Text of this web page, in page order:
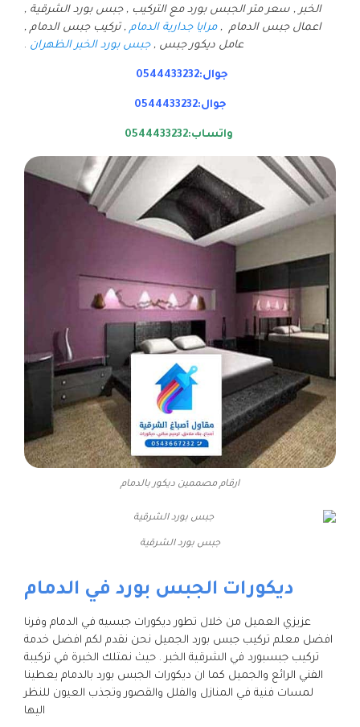
الخبر , سعر متر الجبس بورد مع التركيب , جبس بورد الشرقية ,
اعمال جبس الدمام ,مرايا جدارية الدمام , تركيب جبس الدمام ,
عامل ديكور جبس ,جبس بورد الخبر الظهران .
جوال:0544433232
جوال:0544433232
واتساب:0544433232
ارقام مصممين ديكور بالدمام
جبس بورد الشرقية
ديكورات الجبس بورد في الدمام
عزيزي العميل من خلال تطور ديكورات جبسيه في الدمام وفرنا
افضل معلم تركيب جبس بورد الجميل نحن نقدم لكم افضل خدمة
تركيب جبسبورد في الشرقية الخبر . حيث نمتلك الخبرة في تركيبة
الفني الرائع والجميل كما ان ديكورات الجبس بورد بالدمام يعطينا
لمسات فنية في المنازل والفلل والقصور وتجذب العيون للنظر
اليها